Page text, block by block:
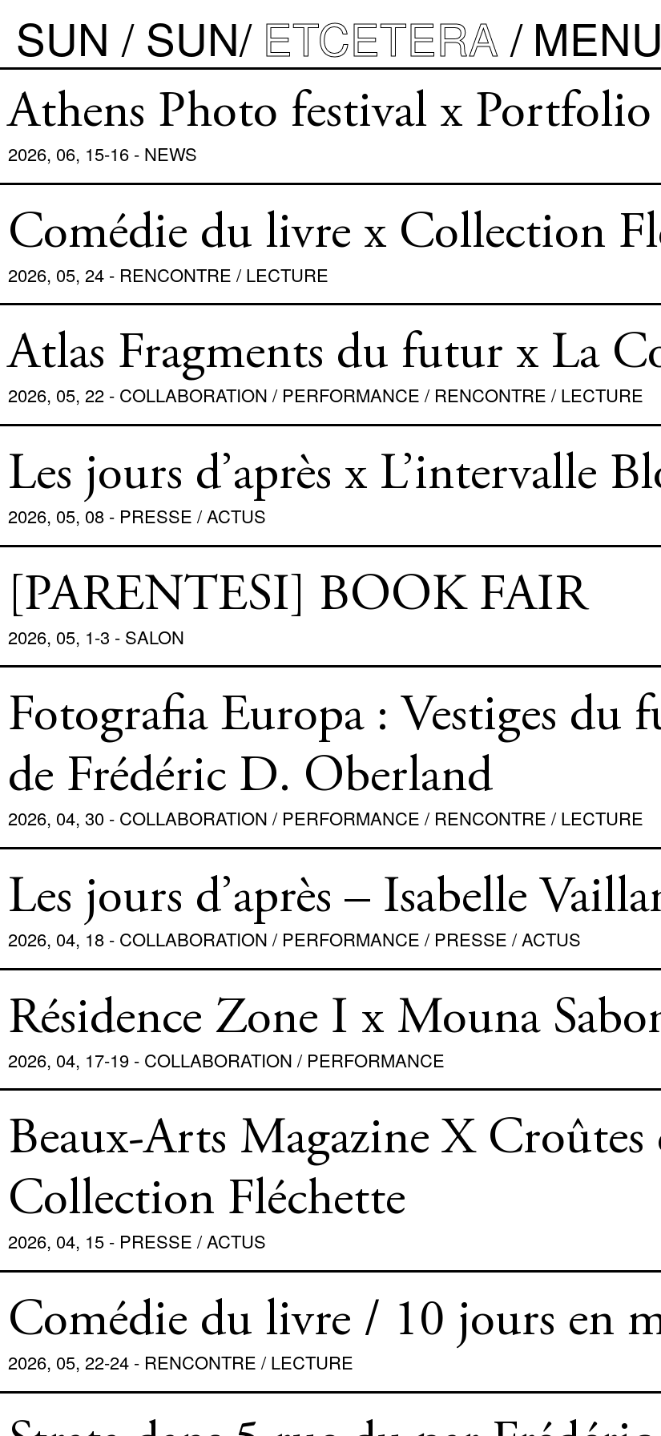
SUN / SUN ETCETERA MENU
À PROPOS
ÉDITIONS
COLLECTION FLÉCHETTE
LIVRE PHOTOGRAPHIQUE
OBJET GRAPHIQUE
LES IMMATÉRIELS
CHAOS ?
DESSIN
ETCETERA
SALON
COLLABORATION / PERFORMANCE
RENCONTRE / LECTURE
PRESSE / ACTUS
CONTACT
ACCOUNT
Athens Photo festival x Portfolio
2026, 06, 15-16 - NEWS
Comédie du livre x Collection
2026, 05, 24 - RENCONTRE / LECTURE
Atlas Fragments du futur x La
2026, 05, 22 - COLLABORATION / PERFORMANCE / RENCONTRE / LECTURE
Les jours d’après x L’intervalle
2026, 05, 08 - PRESSE / ACTUS
[PARENTESI] BOOK FAIR
2026, 05, 1-3 - SALON
Fotografia Europa : Vestiges du
de Frédéric D. Oberland
2026, 04, 30 - COLLABORATION / PERFORMANCE / RENCONTRE / LECTURE
Les jours d’après – Isabelle
2026, 04, 18 - COLLABORATION / PERFORMANCE / PRESSE / ACTUS
Résidence Zone I x Mouna
2026, 04, 17-19 - COLLABORATION / PERFORMANCE
Beaux-Arts Magazine X
Collection Fléchette
2026, 04, 15 - PRESSE / ACTUS
Comédie du livre / 10 jours en
2026, 05, 22-24 - RENCONTRE / LECTURE